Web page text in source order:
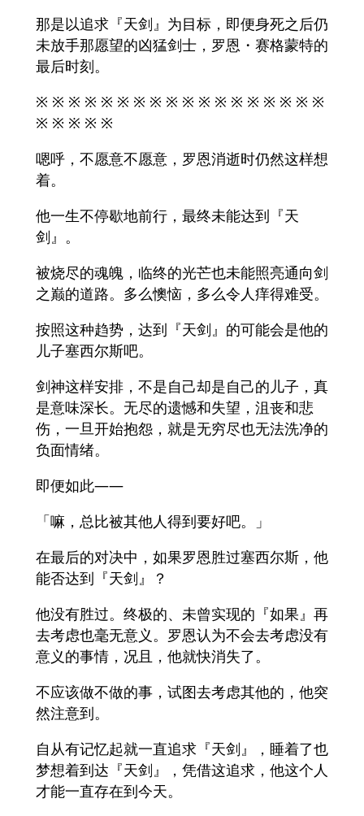
那是以追求『天剑』为目标，即便身死之后仍
未放手那愿望的凶猛剑士，罗恩・赛格蒙特的
最后时刻。
※ ※ ※ ※ ※ ※ ※ ※ ※ ※ ※ ※ ※ ※ ※ ※ ※ ※
※ ※ ※ ※ ※
嗯呼，不愿意不愿意，罗恩消逝时仍然这样想
着。
他一生不停歇地前行，最终未能达到『天
剑』。
被烧尽的魂魄，临终的光芒也未能照亮通向剑
之巅的道路。多么懊恼，多么令人痒得难受。
按照这种趋势，达到『天剑』的可能会是他的
儿子塞西尔斯吧。
剑神这样安排，不是自己却是自己的儿子，真
是意味深长。无尽的遗憾和失望，沮丧和悲
伤，一旦开始抱怨，就是无穷尽也无法洗净的
负面情绪。
即便如此——
「嘛，总比被其他人得到要好吧。」
在最后的对决中，如果罗恩胜过塞西尔斯，他
能否达到『天剑』？
他没有胜过。终极的、未曾实现的『如果』再
去考虑也毫无意义。罗恩认为不会去考虑没有
意义的事情，况且，他就快消失了。
不应该做不做的事，试图去考虑其他的，他突
然注意到。
自从有记忆起就一直追求『天剑』，睡着了也
梦想着到达『天剑』，凭借这追求，他这个人
才能一直存在到今天。